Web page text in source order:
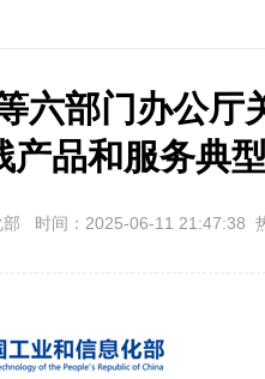
六部门办公厅
产品和服务典
部 时间：2025-06-11 21:47:38